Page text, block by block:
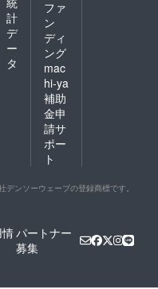
計
デ
ー
タ
ファ
ン
ディ
ング
mac
hi-ya
補助
金申
請サ
ポー
ト
デンソーウェーブの登録商標です。
パートナー
募集